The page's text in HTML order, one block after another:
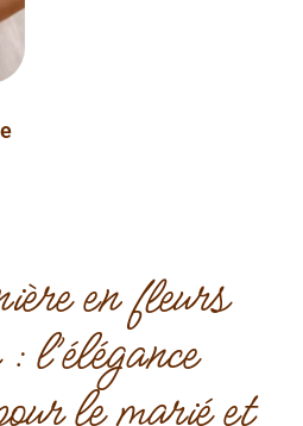
en fleurs
l’élégance
le marié et